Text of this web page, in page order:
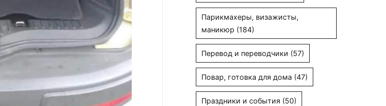
Парикмахеры, визажисты,
маникюр (184)
Перевод и переводчики (57)
Повар, готовка для дома (47)
Праздники и события (50)